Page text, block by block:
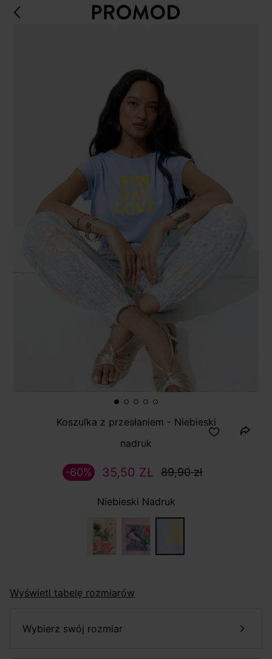
Koszulka z przesłaniem - Niebieski
nadruk
35,50 ZŁ 89,90 zł
-60%
Niebieski Nadruk
Wyświetl tabelę rozmiarów
wybierz swój rozmiar